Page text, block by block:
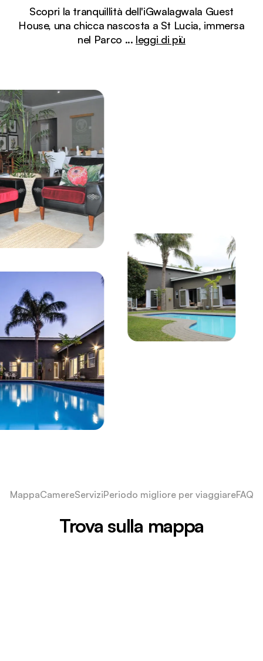
Scopri la tranquillità dell'iGwalagwala Guest
House, una chicca nascosta a St Lucia, immersa
nel Parco ... leggi di più
MappaCamereServiziPeriodo migliore per viaggiareFAQ
Trova sulla mappa